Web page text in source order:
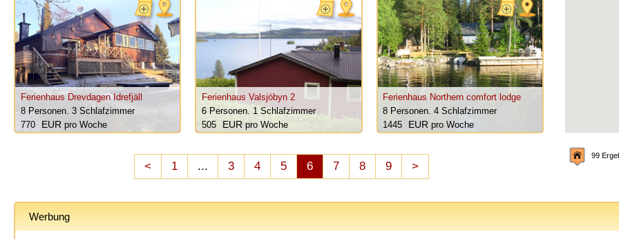
99
Ferienhaus Drevdagen Idrefjäll
8 Personen. 3 Schlafzimmer
770
pro Woche
Ferienhaus Valsjöbyn 2
6 Personen. 1 Schlafzimmer
505
pro Woche
Ferienhaus Northern comfort lodge
8 Personen.4 Schlafzimmer
1445
pro Woche
< 1 ... 3 4 5 6 7 8 9 >
Werbung